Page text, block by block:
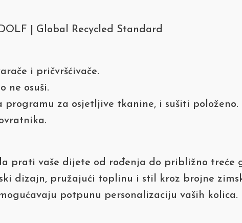
| Global Recycled Standard
i pričvršćivače.
ne osuši.
za osjetljive tkanine, i sušiti položeno.
prati vaše dijete od rođenja do približno treće
dizajn, pružajući toplinu i stil kroz brojne
potpunu personalizaciju vaših kolica.